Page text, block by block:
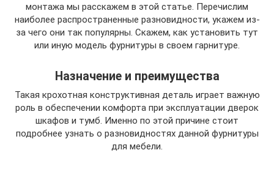
монтажа мы расскажем в этой статье. Перечислим
наиболее распространенные разновидности, укажем из-
за чего они так популярны. Скажем, как установить тут
или иную модель фурнитуры в своем гарнитуре.
Назначение и преимущества
Такая крохотная конструктивная деталь играет важную
роль в обеспечении комфорта при эксплуатации дверок
шкафов и тумб. Именно по этой причине стоит
подробнее узнать о разновидностях данной фурнитуры
для мебели.